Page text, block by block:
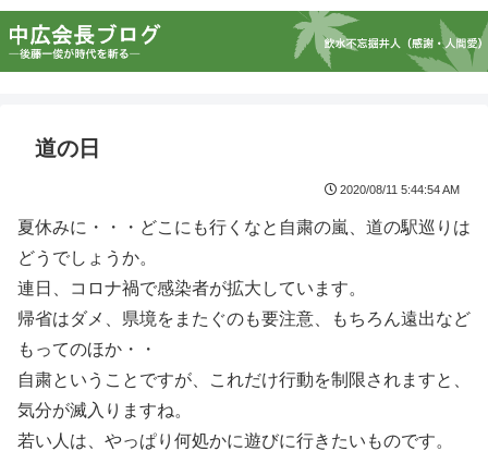
道の日
2020/08/11 5:44:54 AM
夏休みに・・・どこにも行くなと自粛の嵐、道の駅巡りは
どうでしょうか。
連日、コロナ禍で感染者が拡大しています。
帰省はダメ、県境をまたぐのも要注意、もちろん遠出など
もってのほか・・
自粛ということですが、これだけ行動を制限されますと、
気分が滅入りますね。
若い人は、やっぱり何処かに遊びに行きたいものです。